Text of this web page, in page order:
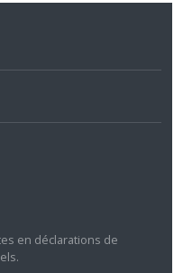
en déclarations de